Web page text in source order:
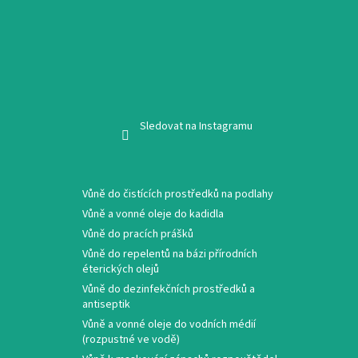
Sledovat na Instagramu
Vůně do čistících prostředků na podlahy
Vůně a vonné oleje do kadidla
Vůně do pracích prášků
Vůně do repelentů na bázi přírodních
éterických olejů
Vůně do dezinfekčních prostředků a
antiseptik
Vůně a vonné oleje do vodních médií
(rozpustné ve vodě)